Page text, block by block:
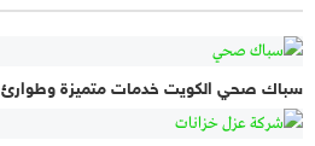
سباك صحي الكويت خدمات متميزة وطوارئ 24 ساعة